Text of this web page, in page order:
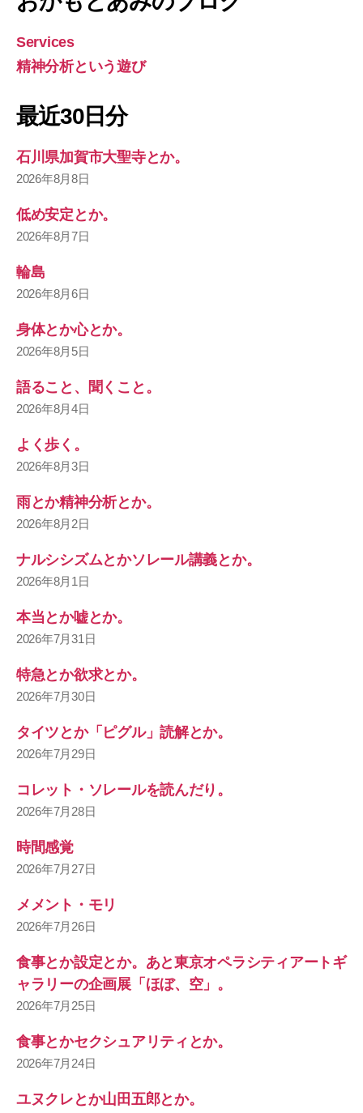
Services
精神分析という遊び
最近30日分
石川県加賀市大聖寺とか。
2026年8月8日
低め安定とか。
2026年8月7日
輪島
2026年8月6日
身体とか心とか。
2026年8月5日
語ること、聞くこと。
2026年8月4日
よく歩く。
2026年8月3日
雨とか精神分析とか。
2026年8月2日
ナルシシズムとかソレール講義とか。
2026年8月1日
本当とか嘘とか。
2026年7月31日
特急とか欲求とか。
2026年7月30日
タイツとか「ピグル」読解とか。
2026年7月29日
コレット・ソレールを読んだり。
2026年7月28日
時間感覚
2026年7月27日
メメント・モリ
2026年7月26日
食事とか設定とか。あと東京オペラシティアートギ
ャラリーの企画展「ほぼ、空」。
2026年7月25日
食事とかセクシュアリティとか。
2026年7月24日
ユヌクレとか山田五郎とか。